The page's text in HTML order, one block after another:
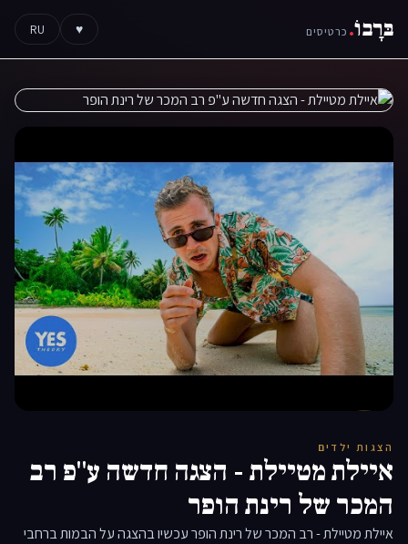
בּרָבוֹ. כרטיסים ♥
RU
▶
הצגות ילדים
איילת מטיילת - הצגה חדשה ע"פ רב
המכר של רינת הופר
איילת מטיילת - רב המכר של רינת הופר עכשיו בהצגה על הבמות ברחבי